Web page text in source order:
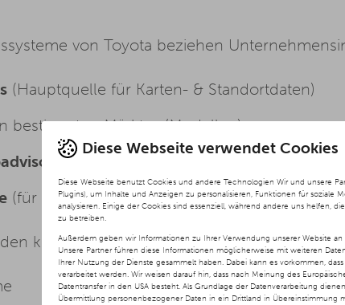
Diese Webseite verwendet Cookies
Diese Webseite benutzt Cookies und andere Technologien Wir und unsere
Plugins), um Inhalte und Anzeigen zu personalisieren, Funktionen für
analysieren. Einige der Cookies sind essenziell, während andere uns helfen,
zu betreiben.
Außerdem geben wir Informationen zu Ihrer Verwendung unserer Website
Unsere Partner führen diese Informationen möglicherweise mit weiteren
Ihrer Nutzung der Dienste gesammelt haben. Dabei kann es vorkommen,
verarbeitet werden. Wir weisen darauf hin, dass nach Meinung des
Datentransfer in den USA besteht. Als Grundlage der Datenverarbeitung
Übermittlung personenbezogener Daten in ein Drittland in
von Toyota beziehen
(Hauptquelle für Karten- & Standortdaten)
bestimmten Märkten/Modellen)
(für Bewertungen, Fotos &
(für ergänzende Standortinformationen)
können: